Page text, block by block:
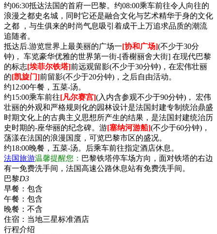
约06:30抵达法国的首府一巴黎。约08:00乘车前往令人向往的
浪漫之都史名城，同时它还是融合文化与艺术精华于身的文化
之都 ，与生俱来的时尚气息吸引着成干上万追求品质的潮流
追随者。
抵达后.游览世界上最美丽的广场一[协和广场](不少于30分
钟)， 车览豪华优雅的世界第一街-[香榭丽舍大街] 在现代巴黎
的标志[埃菲尔铁塔]前远观留影(不少于30分钟)，在宏伟壮丽
的[凯旋门]前留影(不少于20分钟)，之后自由活动。
约12:00午餐，五菜-汤。
约15:00乘车前往[凡尔赛宫](入内含参观不少于90分钟)， 宏伟
壮丽的外观和严格规则化的园林设计是法国封建专制统治鼎盛
时期文化上的古典主义思想所产生的结果，是法国封建统治历
史时期的-座华丽的纪念碑。游[塞纳河游船](不少于60分钟)，
荡漾在法国的浪漫国度，可览巴黎市区的盛况。
约18:00晚餐，五菜-汤。后乘车前往指定酒店休息。
法国旅游温馨提醒您： 巴黎铁塔停车场方向，面对铁塔的右边
有一免费洗手间，法国高速公路休息站有免费洗手间。
巴黎D3
早餐： 包含
午餐： 包含
晚餐： 不含
住宿： 当地三星标准酒店
行程介绍